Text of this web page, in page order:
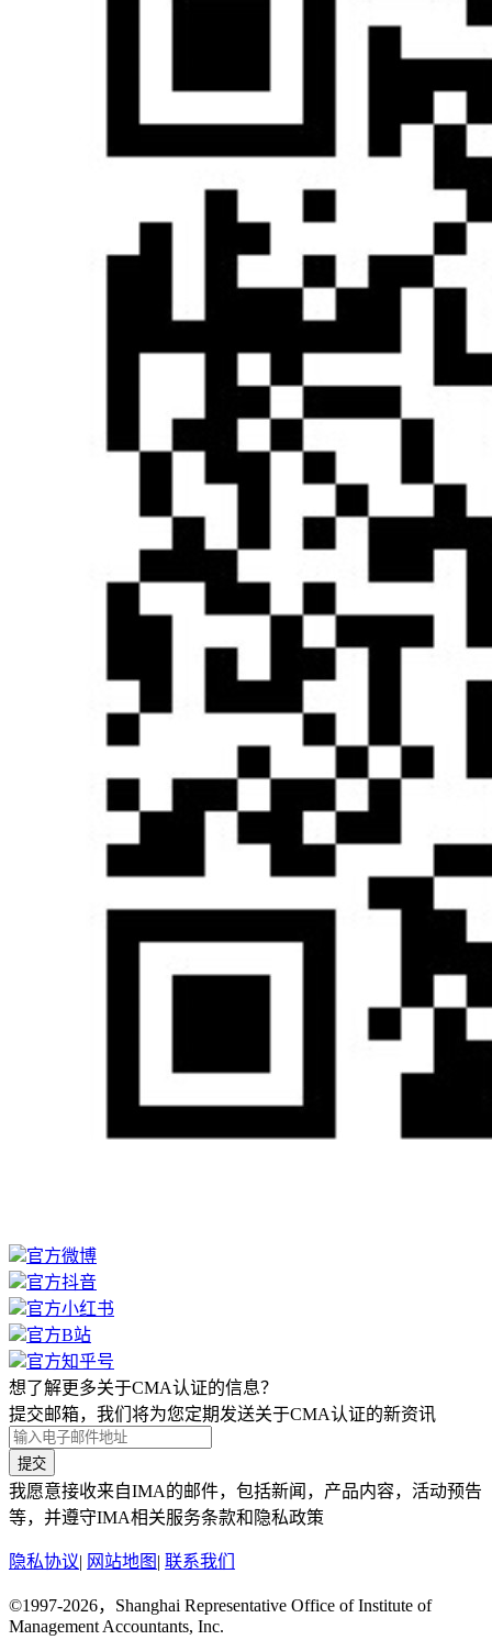
官方微博
官方抖音
官方小红书
官方B站
官方知乎号
想了解更多关于CMA认证的信息？
提交邮箱，我们将为您定期发送关于CMA认证的新资讯
提交
我愿意接收来自IMA的邮件，包括新闻，产品内容，活动预告
等，并遵守IMA相关服务条款和隐私政策
隐私协议| 网站地图 | 联系我们
©1997-2026，Shanghai Representative Office of Institute of
Management Accountants, Inc.